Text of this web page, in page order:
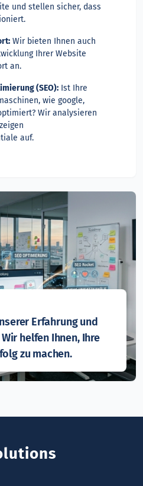
und stellen sicher, dass
Wir bieten Ihnen auch
Ihrer Website
an.
(SEO): Ist Ihre
wie google,
Wir analysieren
auf.
Erfahrung und
helfen Ihnen, Ihre
zu machen.